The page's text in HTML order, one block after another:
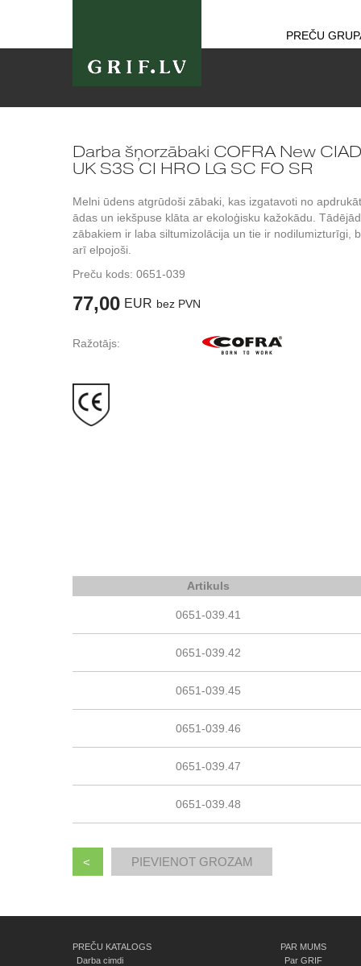
PREČU
Darba šņorzābaki COFRA New CIAD
UK S3S CI HRO LG SC FO SR
Melni ūdens atgrūdoši zābaki, kas izgatavoti no
ādas un iekšpuse klāta ar ekoloģisku kažokādu.
zābakiem ir laba siltumizolācija un tie ir nodilumizturīgi,
arī elpojoši.
Preču kods: 0651-039
77,00 EUR bez PVN
Ražotājs:
Artikuls
0651-039.41
0651-039.42
0651-039.45
0651-039.46
0651-039.47
0651-039.48
<
PREČU KATALOGS
Darba cimdi
PAR MUMS
Par GRIF